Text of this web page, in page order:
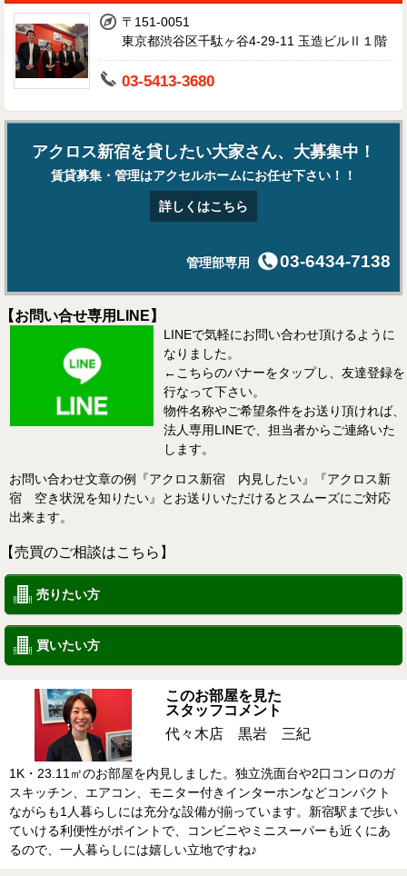
〒151-0051
東京都渋谷区千駄ヶ谷4-29-11 玉造ビルⅡ１階
03-5413-3680
アクロス新宿を貸したい大家さん、大募集中！
賃貸募集・管理はアクセルホームにお任せ下さい！！
詳しくはこちら
管理部専用 03-6434-7138
【お問い合せ専用LINE】
LINEで気軽にお問い合わせ頂けるように
なりました。
←こちらのバナーをタップし、友達登録を
行なって下さい。
物件名称やご希望条件をお送り頂ければ、
法人専用LINEで、担当者からご連絡いた
します。
お問い合わせ文章の例『アクロス新宿 内見したい』『アクロス新
宿 空き状況を知りたい』とお送りいただけるとスムーズにご対応
出来ます。
【売買のご相談はこちら】
売りたい方
買いたい方
このお部屋を見た
スタッフコメント
代々木店 黒岩 三紀
1K・23.11㎡のお部屋を内見しました。独立洗面台や2口コンロのガ
スキッチン、エアコン、モニター付きインターホンなどコンパクト
ながらも1人暮らしには充分な設備が揃っています。新宿駅まで歩い
ていける利便性がポイントで、コンビニやミニスーパーも近くにあ
るので、一人暮らしには嬉しい立地ですね♪